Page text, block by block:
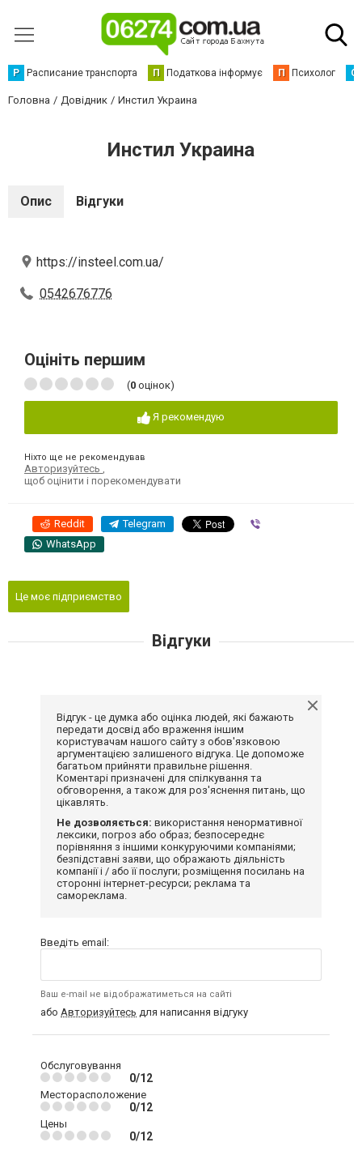
Р Расписание транспорта П Податкова інформує П Психолог С
Головна Довідник Инстил Украина
Инстил Украина
Опис Відгуки
https://insteel.com.ua/
0542676776
Оцініть першим
(0 оцінок)
Я рекомендую
Ніхто ще не рекомендував
Авторизуйтесь
щоб оцінити і порекомендувати
Reddit Telegram
WhatsApp
Це моє підприємство
Відгуки
Відгук - це думка або оцінка людей, які бажають
передати досвід або враження іншим
користувачам нашого сайту з обов'язковою
аргументацією залишеного відгука. Це допоможе
багатьом прийняти правильне рішення.
Коментарі призначені для спілкування та
обговорення, а також для роз'яснення питань, що
цікавлять.
Не дозволяється: використання ненормативної
лексики, погроз або образ; безпосереднє
порівняння з іншими конкуруючими компаніями;
безпідставні заяви, що ображають діяльність
компанії і / або її послуги; розміщення посилань на
сторонні інтернет-ресурси; реклама та
самореклама.
Введіть email:
Ваш e-mail не відображатиметься на сайті
або Авторизуйтесь для написання відгуку
Обслуговування
0/12
Месторасположение
0/12
Цены
0/12